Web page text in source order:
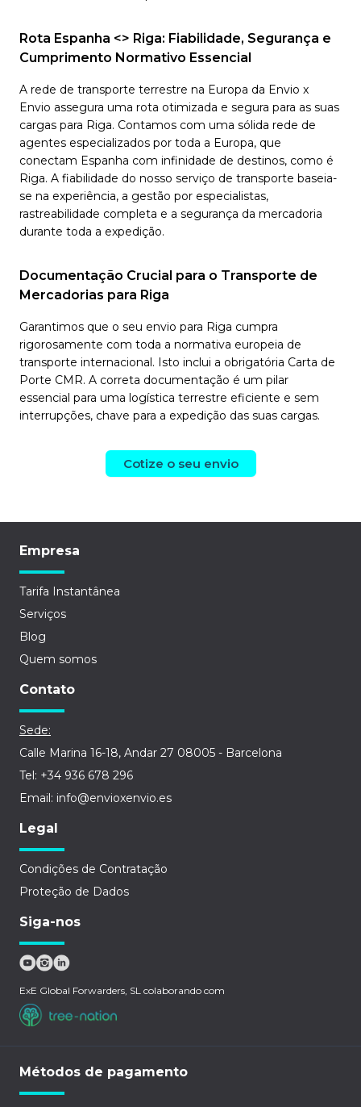
Rota Espanha <> Riga: Fiabilidade, Segurança e
Cumprimento Normativo Essencial
A rede de transporte terrestre na Europa da Envio x
Envio assegura uma rota otimizada e segura para as suas
cargas para Riga. Contamos com uma sólida rede de
agentes especializados por toda a Europa, que
conectam Espanha com infinidade de destinos, como é
Riga. A fiabilidade do nosso serviço de transporte baseia-
se na experiência, a gestão por especialistas,
rastreabilidade completa e a segurança da mercadoria
durante toda a expedição.
Documentação Crucial para o Transporte de
Mercadorias para Riga
Garantimos que o seu envio para Riga cumpra
rigorosamente com toda a normativa europeia de
transporte internacional. Isto inclui a obrigatória Carta de
Porte CMR. A correta documentação é um pilar
essencial para uma logística terrestre eficiente e sem
interrupções, chave para a expedição das suas cargas.
Cotize o seu envio
Empresa
Tarifa Instantânea
Serviços
Blog
Quem somos
Contato
Sede:
Calle Marina 16-18, Andar 27 08005 - Barcelona
Tel: +34 936 678 296
Email: info@envioxenvio.es
Legal
Condições de Contratação
Proteção de Dados
Siga-nos
ExE Global Forwarders, SL colaborando com
Métodos de pagamento